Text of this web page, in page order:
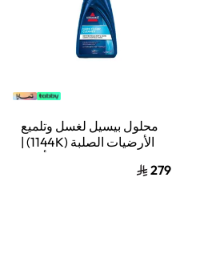
محلول بيسيل لغسل وتلميع
الأرضيات الصلبة (1144K) |
279